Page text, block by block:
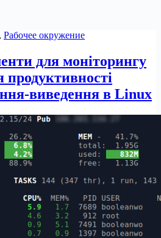
, Рабочее окружение
для моніторингу
продуктивності
виведення в Linux